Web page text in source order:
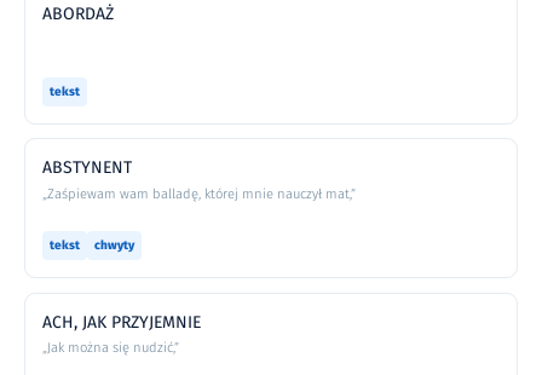
ABORDAŻ
tekst
ABSTYNENT
„Zaśpiewam wam balladę, której mnie nauczył mat,”
tekst chwyty
ACH, JAK PRZYJEMNIE
„Jak można się nudzić,”